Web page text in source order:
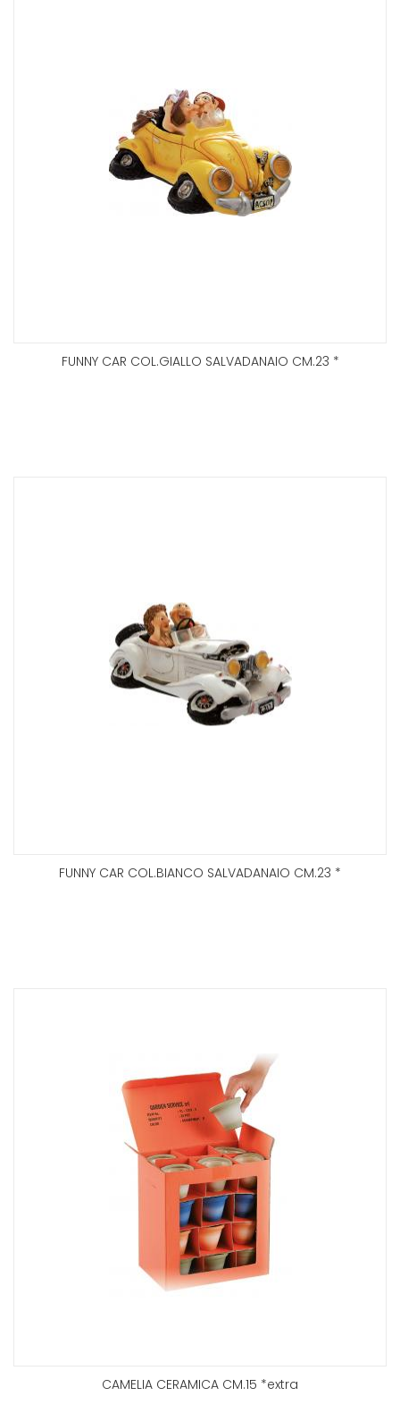
FUNNY CAR COL.GIALLO SALVADANAIO CM.23 *
FUNNY CAR COL.BIANCO SALVADANAIO CM.23 *
CAMELIA CERAMICA CM.15 *extra